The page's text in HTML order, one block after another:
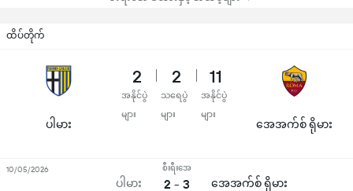
ထိပ်တိုက်
ပါမား
2
အနိုင်ပွဲ
များ
2
သရေပွဲ
များ
11
အနိုင်ပွဲ
များ
အေအက်စ် ရိုမား
ပါမား
စီးရီးအေ
2 - 3 အေအက်စ် ရိုမား
10/05/2026